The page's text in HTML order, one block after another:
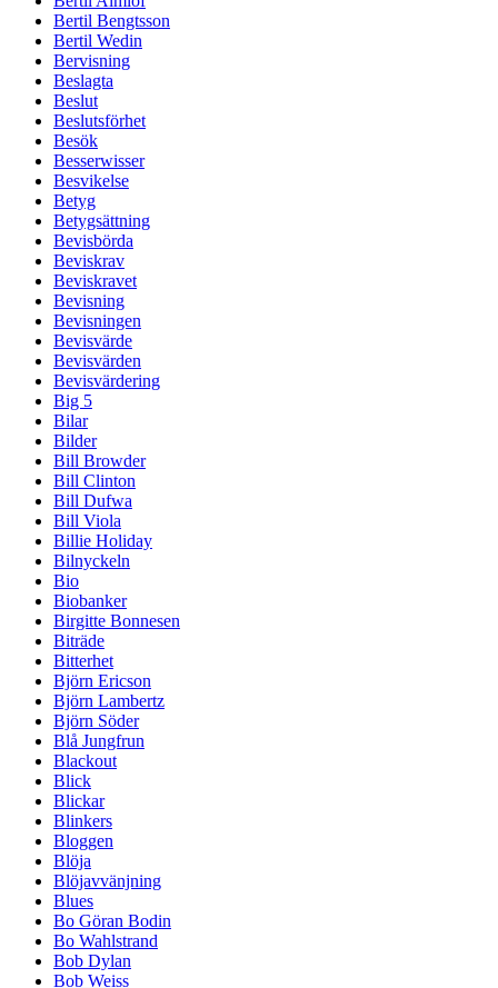
Bertil Bengtsson
Bertil Wedin
Bervisning
Beslagta
Beslut
Beslutsförhet
Besök
Besserwisser
Besvikelse
Betyg
Betygsättning
Bevisbörda
Beviskrav
Beviskravet
Bevisning
Bevisningen
Bevisvärde
Bevisvärden
Bevisvärdering
Big 5
Bilar
Bilder
Bill Browder
Bill Clinton
Bill Dufwa
Bill Viola
Billie Holiday
Bilnyckeln
Bio
Biobanker
Birgitte Bonnesen
Biträde
Bitterhet
Björn Ericson
Björn Lambertz
Björn Söder
Blå Jungfrun
Blackout
Blick
Blickar
Blinkers
Bloggen
Blöja
Blöjavvänjning
Blues
Bo Göran Bodin
Bo Wahlstrand
Bob Dylan
Bob Weiss